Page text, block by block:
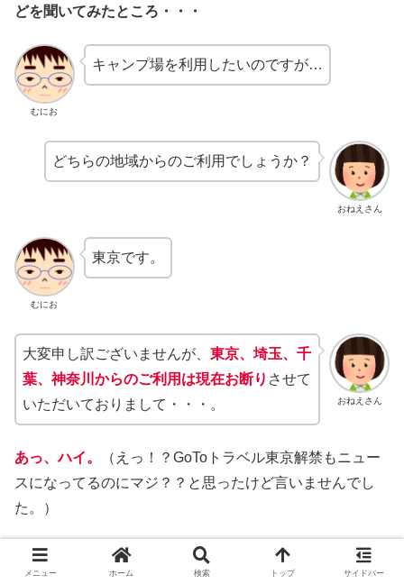
どを聞いてみたところ・・・
むにお
キャンプ場を利用したいのですが…
おねえさん
どちらの地域からのご利用でしょうか？
むにお
東京です。
おねえさん
大変申し訳ございませんが、 東京、埼玉、千
葉、神奈川からのご利用は現在お断り させて
いただいておりまして・・・。
あっ、ハイ。
（えっ！？GoToトラベル東京解禁もニュー
スになってるのにマジ？？と思ったけど言いませんでし
た。）
いきなり行かずに連絡したのは不幸中の幸い
だったと言わ
ざるを得ません。時間ギリギリになりそうだったので正直
メニュー ホーム 検索 トップ サイドバー